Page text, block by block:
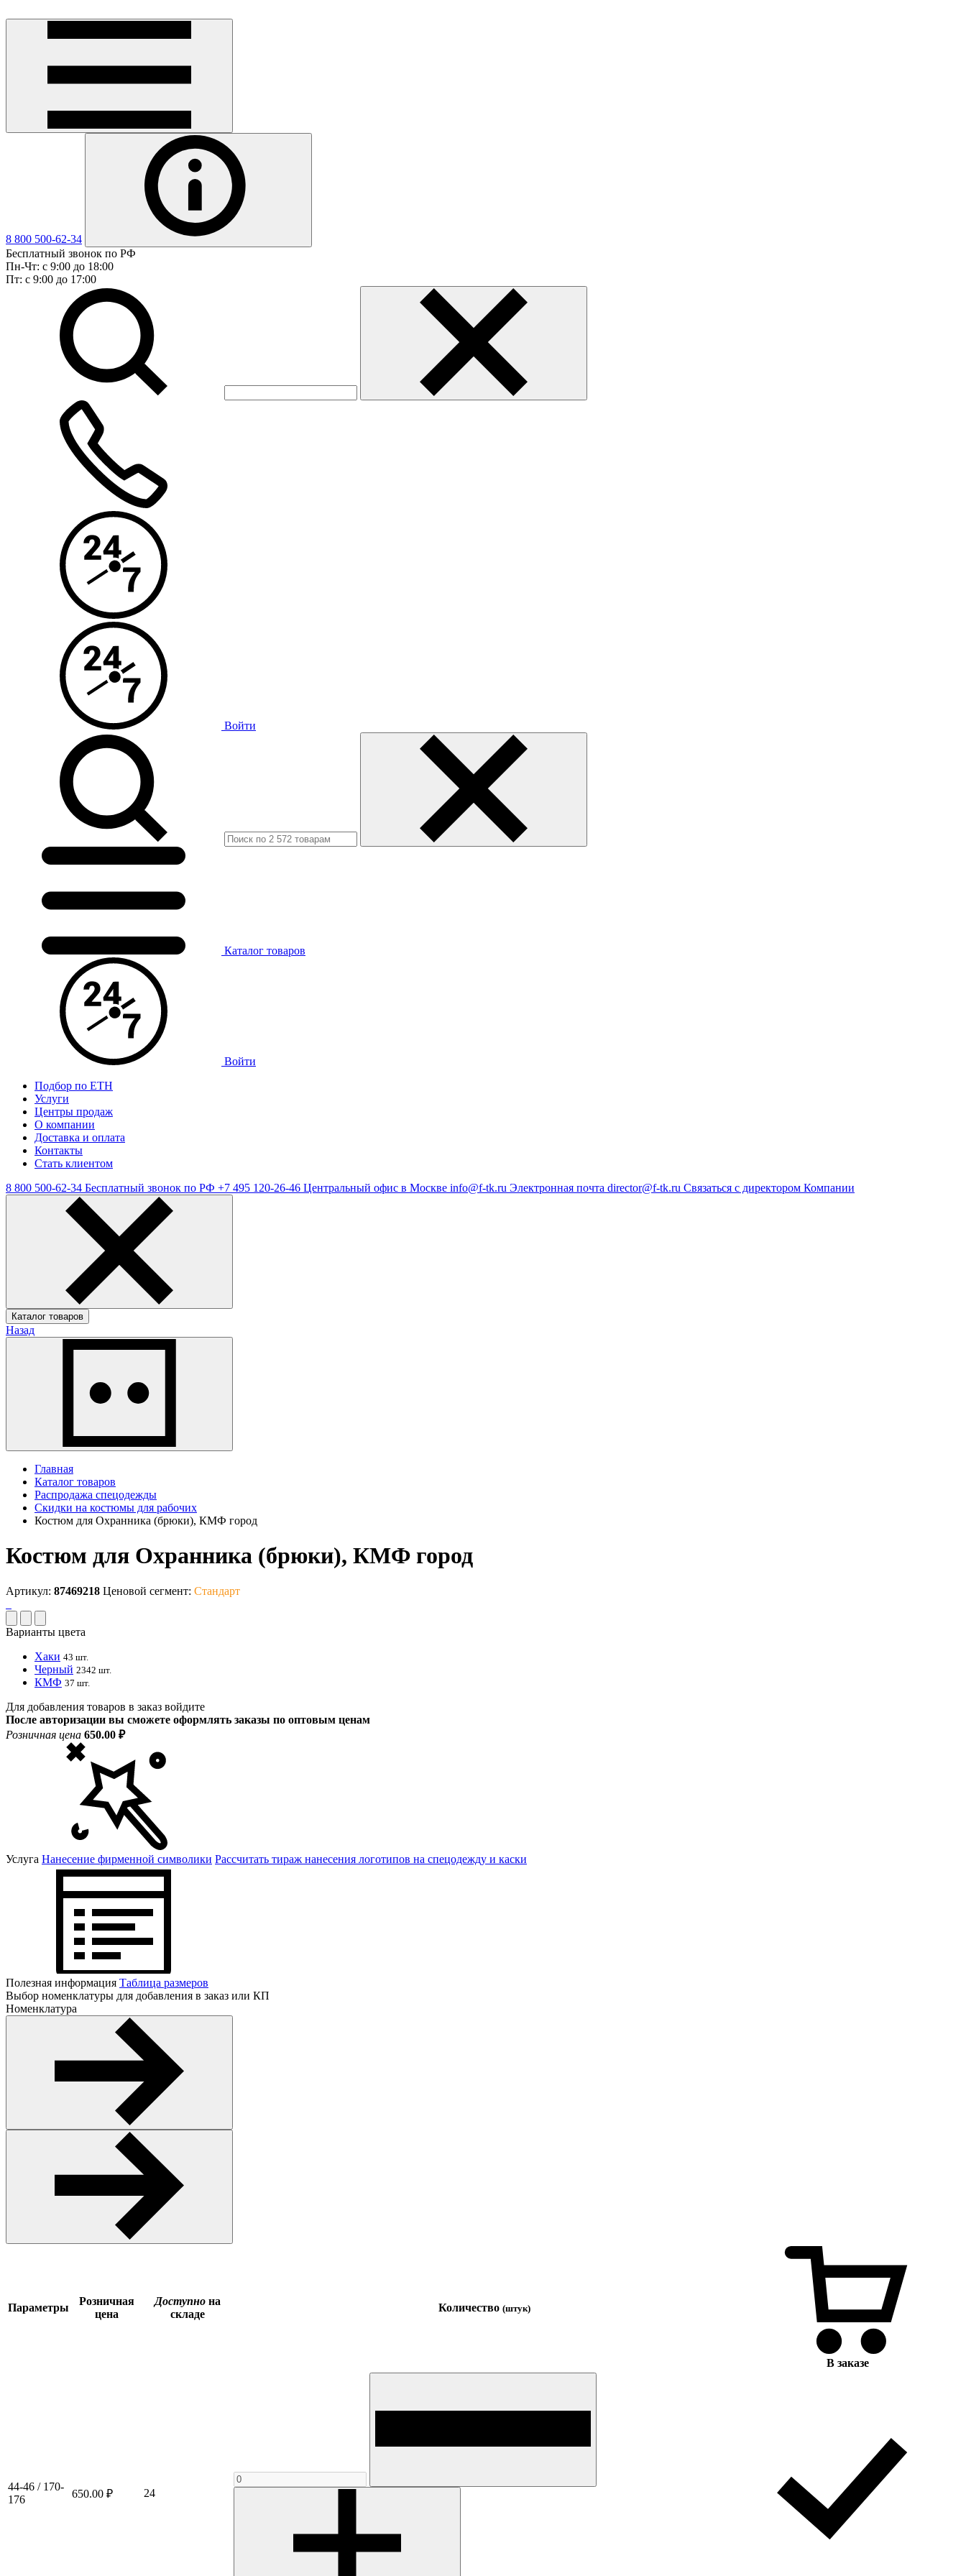
8 800 500-62-34
Бесплатный звонок по РФ
Пн-Чт: с 9:00 до 18:00
Пт: с 9:00 до 17:00
Войти
Каталог товаров
Войти
Подбор по ЕТН
Услуги
Центры продаж
О компании
Доставка и оплата
Контакты
Стать клиентом
8 800 500-62-34 Бесплатный звонок по РФ +7 495 120-26-46 Центральный офис в Москве info@f-tk.ru Электронная почта director@f-tk.ru Связаться с директором Компании
Каталог товаров
Назад
Главная
Каталог товаров
Распродажа спецодежды
Скидки на костюмы для рабочих
Костюм для Охранника (брюки), КМФ город
Костюм для Охранника (брюки), КМФ город
Артикул: 87469218 Ценовой сегмент: Стандарт
Варианты цвета
Хаки 43 шт.
Черный 2342 шт.
КМФ 37 шт.
Для добавления товаров в заказ войдите
После авторизации вы сможете оформлять заказы по оптовым ценам
Розничная цена 650.00 ₽
Услуга Нанесение фирменной символики Рассчитать тираж нанесения логотипов на спецодежду и каски
Полезная информация Таблица размеров
Выбор номенклатуры для добавления в заказ или КП
Номенклатура
Параметры
Розничная
цена
Доступно на
складе
Количество (штук)
В заказе
44-46 / 170-
176
650.00 ₽ 24